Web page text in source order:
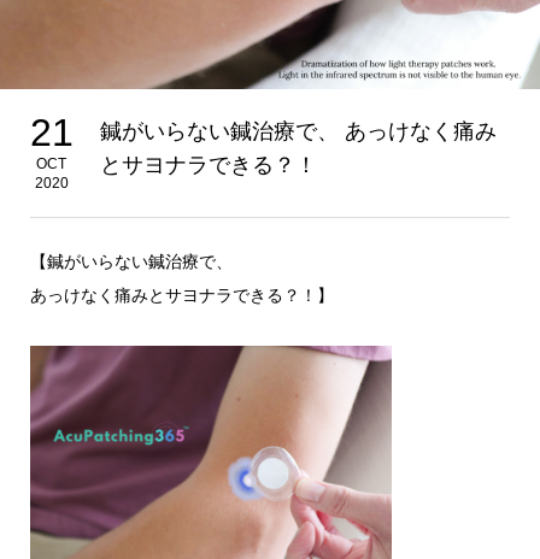
21
OCT
2020
鍼がいらない鍼治療で、 あっけなく痛み
とサヨナラできる？！
【鍼がいらない鍼治療で、
あっけなく痛みとサヨナラできる？！】